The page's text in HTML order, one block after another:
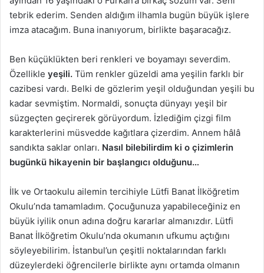
tebrik ederim. Senden aldığım ilhamla bugün büyük işlere
imza atacağım. Buna inanıyorum, birlikte başaracağız.
Ben küçüklükten beri renkleri ve boyamayı severdim.
Özellikle yeşili. Tüm renkler güzeldi ama yeşilin farklı bir
cazibesi vardı. Belki de gözlerim yeşil olduğundan yeşili bu
kadar sevmiştim. Normaldi, sonuçta dünyayı yeşil bir
süzgeçten geçirerek görüyordum. İzlediğim çizgi film
karakterlerini müsvedde kağıtlara çizerdim. Annem hâlâ
sandıkta saklar onları. Nasıl bilebilirdim ki o çizimlerin
bugünkü hikayenin bir başlangıcı olduğunu…
İlk ve Ortaokulu ailemin tercihiyle Lütfi Banat İlköğretim
Okulu’nda tamamladım. Çocuğunuza yapabileceğiniz en
büyük iyilik onun adına doğru kararlar almanızdır. Lütfi
Banat İlköğretim Okulu’nda okumanın ufkumu açtığını
söyleyebilirim. İstanbul’un çeşitli noktalarından farklı
düzeylerdeki öğrencilerle birlikte aynı ortamda olmanın